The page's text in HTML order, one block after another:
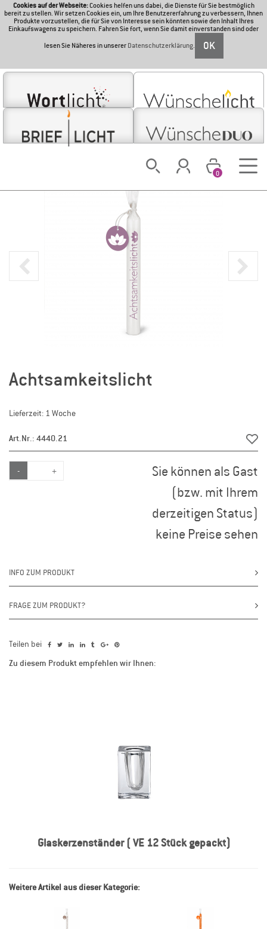
Cookies auf der Webseite:Cookies helfen uns dabei, die Dienste für Sie bestmöglich
bereit zu stellen. Wir setzen Cookies ein, um Ihre Benutzererfahrung zu verbessern, Ihnen
Produkte vorzustellen, die für Sie von Interesse sein könnten sowie den Inhalt Ihres
Einkaufswagens zu speichern. Fahren Sie fort, wenn Sie damit einverstanden sind oder
lesen Sie Näheres in unsererDatenschutzerklärung. OK
0
Achtsamkeitslicht
Lieferzeit: 1 Woche
Art.Nr.: 4440.21
- +
Sie können als Gast
(bzw. mit Ihrem
derzeitigen Status)
keine Preise sehen
INFO ZUM PRODUKT
FRAGE ZUM PRODUKT?
Teilen bei
Zu diesem Produkt empfehlen wir Ihnen:
Glaskerzenständer ( VE 12 Stück gepackt)
Weitere Artikel aus dieser Kategorie: